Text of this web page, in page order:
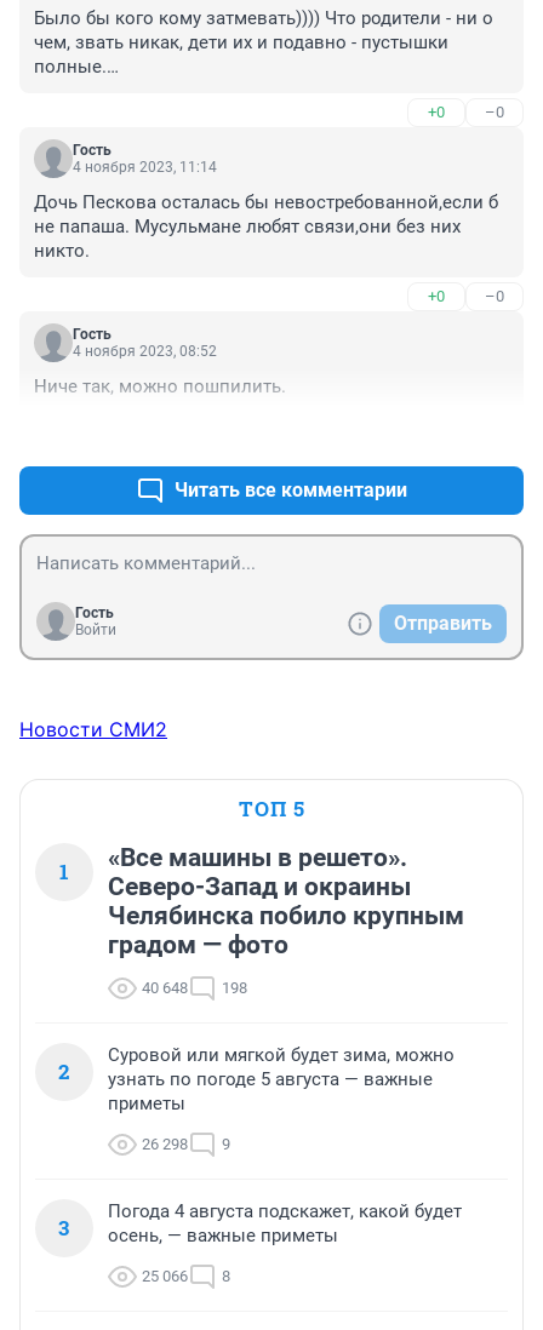
Было бы кого кому затмевать)))) Что родители - ни о
чем, звать никак, дети их и подавно - пустышки
полные.
Тьфу, за Державу обидно!!!
+0 –0
Гость
4 ноября 2023, 11:14
Дочь Пескова осталась бы невостребованной,если б
не папаша. Мусульмане любят связи,они без них
никто.
+0 –0
Гость
4 ноября 2023, 08:52
Ниче так, можно пошпилить.
Читать все комментарии
Гость
Войти
Отправить
Новости СМИ2
ТОП 5
1
«Все машины в решето».
Северо-Запад и окраины
Челябинска побило крупным
градом — фото
40 648 198
2
Суровой или мягкой будет зима, можно
узнать по погоде 5 августа — важные
приметы
26 298 9
3
Погода 4 августа подскажет, какой будет
осень, — важные приметы
25 066 8